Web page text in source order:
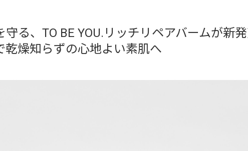
守る、TO BE YOU.リッチリペアバー
乾燥知らずの心地よい素肌へ